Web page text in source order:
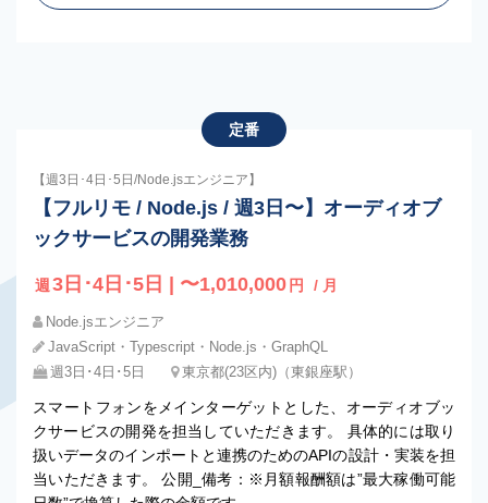
定番
【週3日･4日･5日/Node.jsエンジニア】
【フルリモ / Node.js / 週3日〜】オーディオブ
ックサービスの開発業務
週 3日･4日･5日 | 〜1,010,000 円 / 月
Node.jsエンジニア
JavaScript・Typescript・Node.js・GraphQL
週3日･4日･5日
東京都(23区内)（東銀座駅）
スマートフォンをメインターゲットとした、オーディオブッ
クサービスの開発を担当していただきます。 具体的には取り
扱いデータのインポートと連携のためのAPIの設計・実装を担
当いただきます。 公開_備考：※月額報酬額は”最大稼働可能